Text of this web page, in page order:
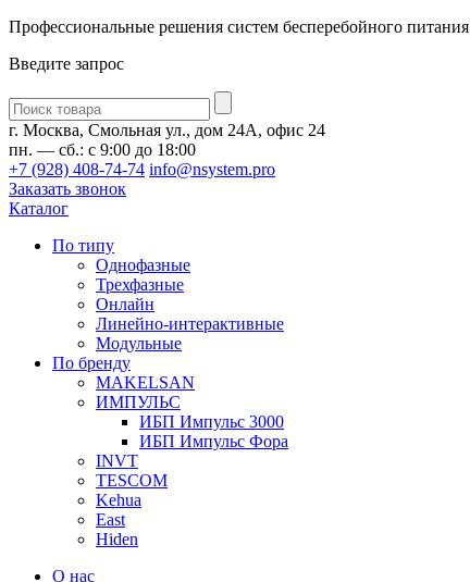
Профессиональные решения систем бесперебойного питания
Введите запрос
Введите
запрос
г. Москва, Смольная ул., дом 24А, офис 24
пн. — сб.: с 9:00 до 18:00
+7 (928) 408-74-74 info@nsystem.pro
Заказать звонок
Каталог
По типу
Однофазные
Трехфазные
Онлайн
Линейно-интерактивные
Модульные
По бренду
MAKELSAN
ИМПУЛЬС
ИБП Импульс 3000
ИБП Импульс Фора
INVT
TESCOM
Kehua
East
Hiden
О нас